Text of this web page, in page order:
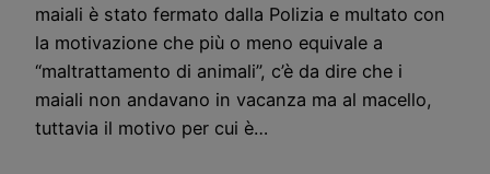
maiali è stato fermato dalla Polizia e multato con
la motivazione che più o meno equivale a
“maltrattamento di animali”, c’è da dire che i
maiali non andavano in vacanza ma al macello,
tuttavia il motivo per cui è…